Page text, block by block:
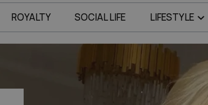
ROYALTY SOCIAL LIFE LIFESTYLE